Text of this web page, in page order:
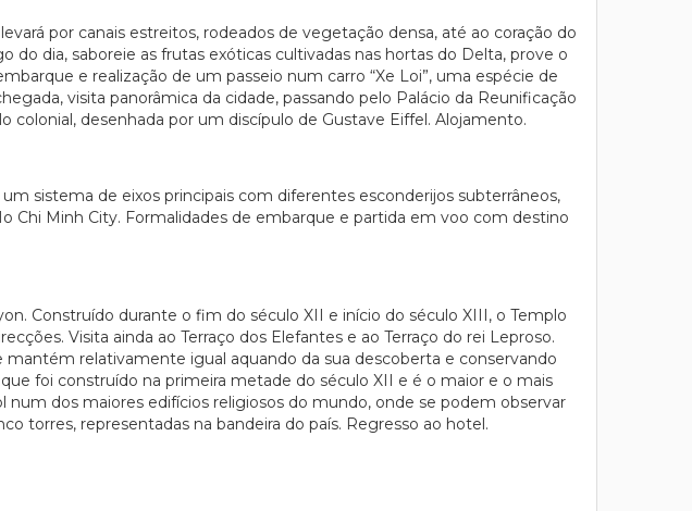
por canais estreitos, rodeados de vegetação densa, até ao coração do
dia, saboreie as frutas exóticas cultivadas nas hortas do Delta, prove o
e realização de um passeio num carro “Xe Loi”, uma espécie de
visita panorâmica da cidade, passando pelo Palácio da Reunificação
colonial, desenhada por um discípulo de Gustave Eiffel. Alojamento.
sistema de eixos principais com diferentes esconderijos subterrâneos,
Chi Minh City. Formalidades de embarque e partida em voo com destino
Construído durante o fim do século XII e início do século XIII, o Templo
Visita ainda ao Terraço dos Elefantes e ao Terraço do rei Leproso.
relativamente igual aquando da sua descoberta e conservando
foi construído na primeira metade do século XII e é o maior e o mais
dos maiores edifícios religiosos do mundo, onde se podem observar
torres, representadas na bandeira do país. Regresso ao hotel.